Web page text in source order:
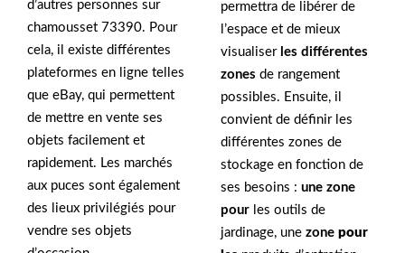
d’autres personnes sur
chamousset 73390. Pour
cela, il existe différentes
plateformes en ligne telles
que eBay, qui permettent
de mettre en vente ses
objets facilement et
rapidement. Les marchés
aux puces sont également
des lieux privilégiés pour
vendre ses objets
permettra de libérer de
l’espace et de mieux
visualiser les différentes
zones de rangement
possibles. Ensuite, il
convient de définir les
différentes zones de
stockage en fonction de
ses besoins : une zone
pour les outils de
jardinage, une zone pour